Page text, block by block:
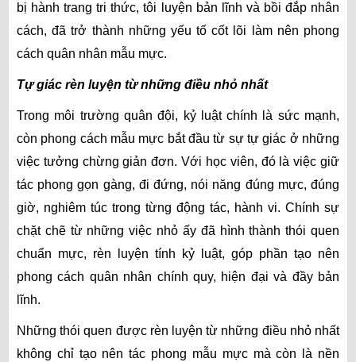
bị hành trang tri thức, tôi luyện bản lĩnh và bồi đắp nhân
cách, đã trở thành những yếu tố cốt lõi làm nên phong
cách quân nhân mẫu mực.
Tự giác rèn luyện từ những điều nhỏ nhất
Trong môi trường quân đội, kỷ luật chính là sức mạnh,
còn phong cách mẫu mực bắt đầu từ sự tự giác ở những
việc tưởng chừng giản đơn. Với học viên, đó là việc giữ
tác phong gọn gàng, đi đứng, nói năng đúng mực, đúng
giờ, nghiêm túc trong từng động tác, hành vi. Chính sự
chặt chẽ từ những việc nhỏ ấy đã hình thành thói quen
chuẩn mực, rèn luyện tính kỷ luật, góp phần tạo nên
phong cách quân nhân chính quy, hiện đại và đầy bản
lĩnh.
Những thói quen được rèn luyện từ những điều nhỏ nhất
không chỉ tạo nên tác phong mẫu mực mà còn là nền